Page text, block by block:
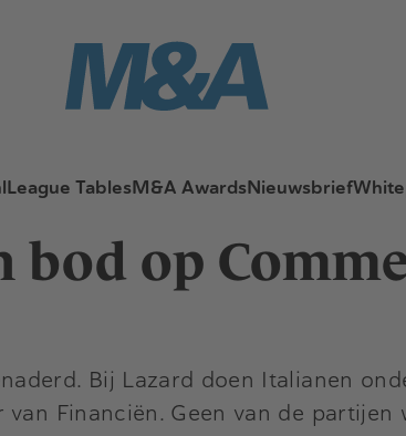
League TablesM&A AwardsNieuwsbrief
bod op
Bij Lazard doen Italianen
Financiën. Geen van de